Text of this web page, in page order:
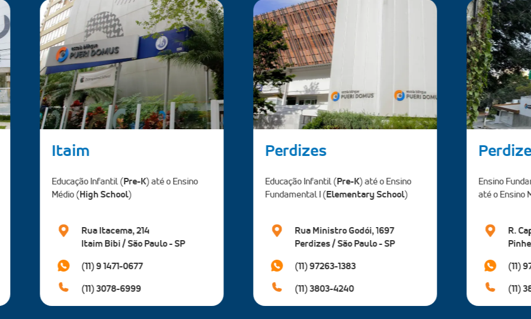
Perdizes
Educação Infantil (Pre-K) até o Ensino
Fundamental I (Elementary School
Rua Ministro Godói, 1697
Perdizes / São Paulo - SP
(11) 97263-1383
(11) 3803-4240
Perdizes 2
Ensino Fundamental II (Middle School
até o Ensino Médio (High School)
R. Capote Valente, 1121
Pinheiros / São Paulo - SP
(11) 97263-1383
(11) 3803-4240
Verbo
Médio (High
C.
SP
(11)
(11)